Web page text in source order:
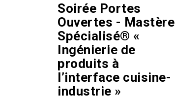
Soirée Portes
Ouvertes - Mastère
Spécialisé® «
Ingénierie de
produits à
l’interface cuisine-
industrie »